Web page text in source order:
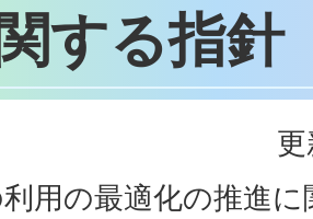
する指針
利用の最適化の推進